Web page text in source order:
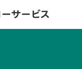
サービス